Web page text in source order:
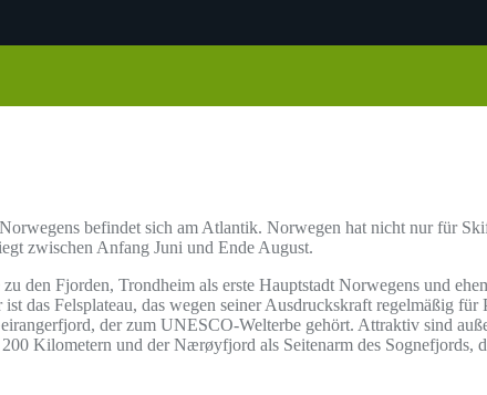
befindet sich am Atlantik. Norwegen hat nicht nur für
zwischen Anfang Juni und Ende August.
den Fjorden, Trondheim als erste Hauptstadt Norwegens und
das Felsplateau, das wegen seiner Ausdruckskraft regelmäßig
der zum UNESCO-Welterbe gehört. Attraktiv sind
Kilometern und der Nærøyfjord als Seitenarm des Sognefjords,